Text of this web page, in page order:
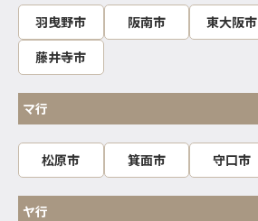
羽曳野市 阪南市 東大阪市
藤井寺市
マ行
松原市 箕面市 守口市
ヤ行